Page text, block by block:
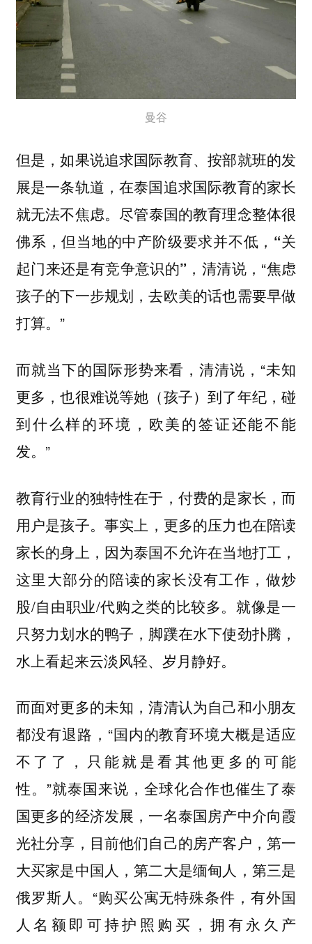
曼谷
但是，如果说追求国际教育、按部就班的发
展是一条轨道，在泰国追求国际教育的家长
就无法不焦虑。 尽管泰国的教育理念整体很
佛系，但当地的中产阶级要求并不低，“关
起门来还是有竞争意识的”， 清清说，“焦虑
孩子的下一步规划，去欧美的话也需要早做
打算。”
而就当下的国际形势来看，清清说，“未知
更多，也很难说等她（孩子）到了年纪，碰
到什么样的环境，欧美的签证还能不能
发。”
教育行业的独特性在于，付费的是家长，而
用户是孩子。事实上，更多的压力也在陪读
家长的身上，因为泰国不允许在当地打工，
这里大部分的陪读的家长没有工作，做炒
股/自由职业/代购之类的比较多。 就像是一
只努力划水的鸭子，脚蹼在水下使劲扑腾，
水上看起来云淡风轻、岁月静好。
而面对更多的未知，清清认为自己和小朋友
都没有退路，“国内的教育环境大概是适应
不了了，只能就是看其他更多的可能
性。”就泰国来说，全球化合作也催生了泰
国更多的经济发展，一名泰国房产中介向霞
光社分享，目前他们自己的房产客户，第一
大买家是中国人，第二大是缅甸人，第三是
俄罗斯人。“购买公寓无特殊条件，有外国
人名额即可持护照购买，拥有永久产